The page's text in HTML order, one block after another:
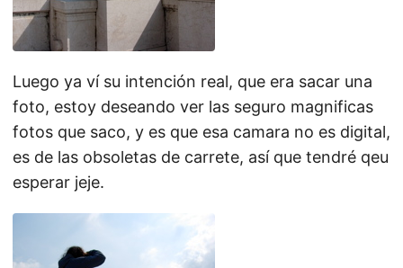
Luego ya ví su intención real, que era sacar una
foto, estoy deseando ver las seguro magnificas
fotos que saco, y es que esa camara no es digital,
es de las obsoletas de carrete, así que tendré qeu
esperar jeje.